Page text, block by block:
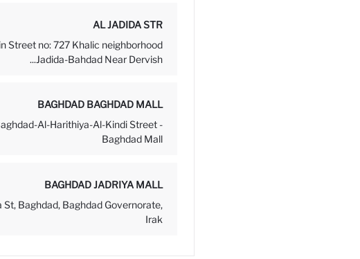
AL JADIDA STR
Street no: 727 Khalic neighborhood
Jadida-Bahdad Near Dervish...
BAGHDAD BAGHDAD MALL
Al-Harithiya-Al-Kindi Street -
Baghdad Mall
BAGHDAD JADRIYA MALL
St, Baghdad, Baghdad Governorate,
Irak